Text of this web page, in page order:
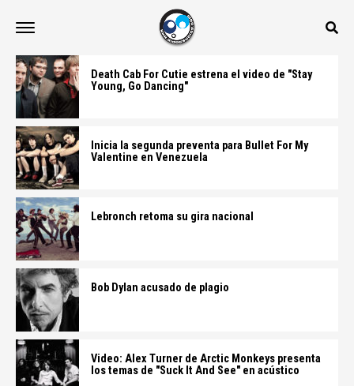
Death Cab For Cutie estrena el video de "Stay
Young, Go Dancing"
Inicia la segunda preventa para Bullet For My
Valentine en Venezuela
Lebronch retoma su gira nacional
Bob Dylan acusado de plagio
Video: Alex Turner de Arctic Monkeys presenta
los temas de "Suck It And See" en acústico